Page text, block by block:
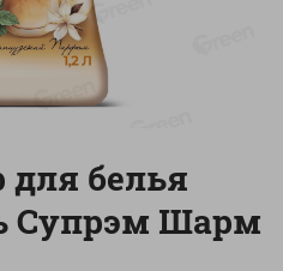
белья
Супрэм Шарм